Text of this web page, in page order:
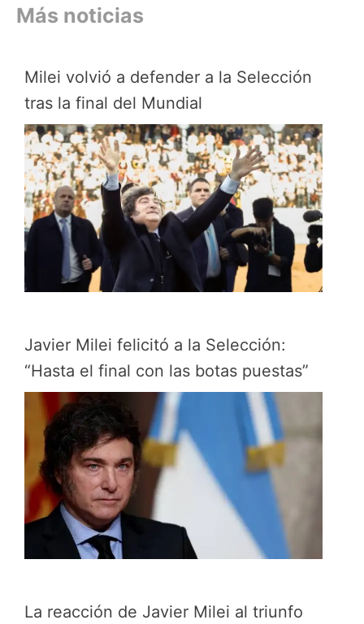
Más noticias
Milei volvió a defender a la Selección
tras la final del Mundial
Javier Milei felicitó a la Selección:
“Hasta el final con las botas puestas”
La reacción de Javier Milei al triunfo